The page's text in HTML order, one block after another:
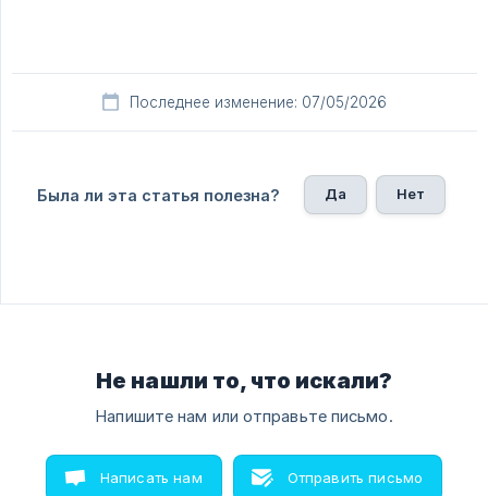
Последнее изменение: 07/05/2026
Была ли эта статья полезна? Да Нет
Не нашли то, что искали?
Напишите нам или отправьте письмо.
Написать нам Отправить письмо